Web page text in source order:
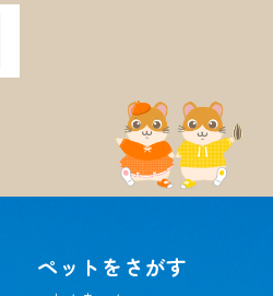
ペットをさがす